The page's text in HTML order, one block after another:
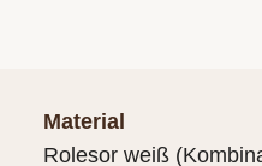
Material
Rolesor weiß